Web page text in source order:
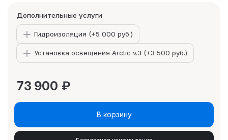
Дополнительные услуги
Гидроизоляция (+5 000 руб.)
Установка освещения Arctic v.3 (+3 500 руб.)
73 900 ₽
В корзину